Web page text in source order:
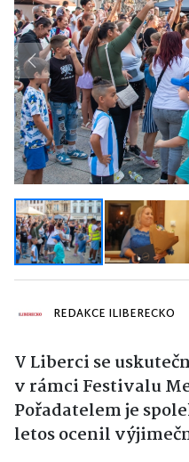
Previous
REDAKCE ILIBERECKO
V Liberci se
v rámci Festivalu
Pořadatelem je
letos ocenil